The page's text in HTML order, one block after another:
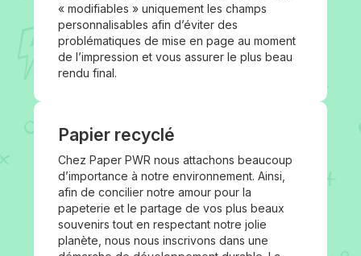
« modifiables » uniquement les champs
personnalisables afin d’éviter des
problématiques de mise en page au moment
de l’impression et vous assurer le plus beau
rendu final.
Papier recyclé
Chez Paper PWR nous attachons beaucoup
d’importance à notre environnement. Ainsi,
afin de concilier notre amour pour la
papeterie et le partage de vos plus beaux
souvenirs tout en respectant notre jolie
planète, nous nous inscrivons dans une